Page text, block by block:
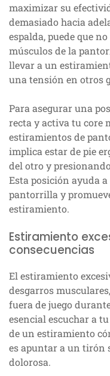
maximizar su
demasiado hacia
espalda, puede que
músculos de la
llevar a un
una tensión en otros
Para asegurar una
recta y activa tu core
estiramientos de
implica estar de pie
del otro y
Esta posición ayuda
pantorrilla y
estiramiento.
Estiramiento
consecuencias
El estiramiento
desgarros
fuera de juego
esencial escuchar a
de un estiramiento
es apuntar a un tirón
dolorosa.